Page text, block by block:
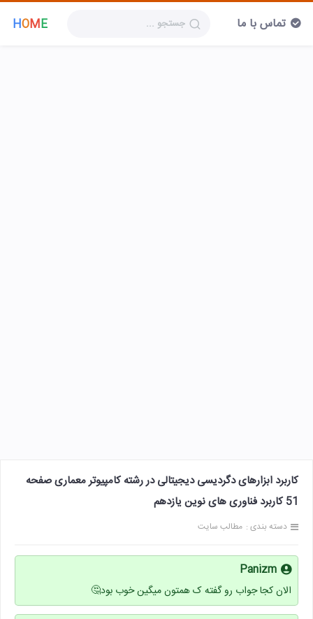
HOME تماس با ما
کاربرد ابزارهای دگردیسی دیجیتالی در رشته کامپیوتر معماری صفحه
51 کاربرد فناوری های نوین یازدهم
دسته بندی : مطالب سایت
Panizm
الان کجا جواب رو گفته ک همتون میگین خوب بود🤔